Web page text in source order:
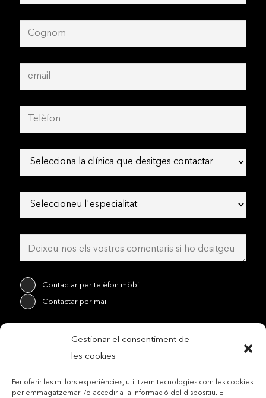
Gestionar el consentiment de
les cookies
Per oferir les millors experiències, utilitzem tecnologies com les cookies
per emmagatzemar i/o accedir a la informació del dispositiu. El
Contactar per telèfon mòbil
Contactar per mail
Accepto les condicions legals i la política de privadesa